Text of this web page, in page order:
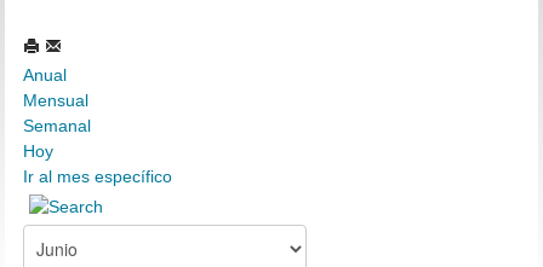
Anual
Mensual
Semanal
Hoy
Ir al mes específico